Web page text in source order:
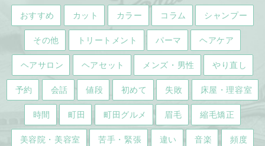
おすすめ カット カラー コラム シャンプー
その他 トリートメント パーマ ヘアケア
ヘアサロン ヘアセット メンズ・男性 やり直し
予約 会話 値段 初めて 失敗 床屋・理容室
時間 町田 町田グルメ 眉毛 縮毛矯正
美容院・美容室 苦手・緊張 違い 音楽 頻度